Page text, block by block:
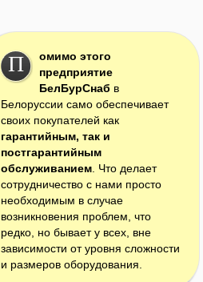
П
омимо этого
предприятие
БелБурСнаб в
Белоруссии само обеспечивает
своих покупателей как
гарантийным, так и
постгарантийным
обслуживанием. Что делает
сотрудничество с нами просто
необходимым в случае
возникновения проблем, что
редко, но бывает у всех, вне
зависимости от уровня сложности
и размеров оборудования.